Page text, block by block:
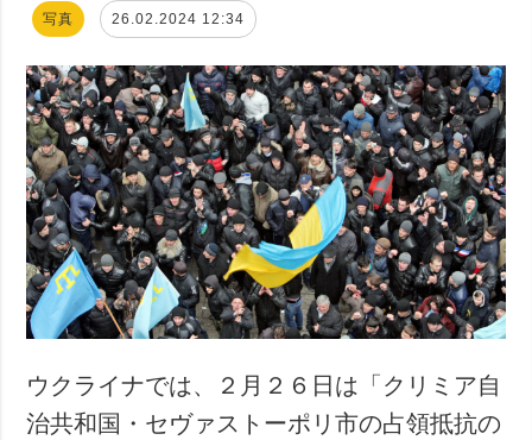
政治
経済・復興
防衛
社会・文化
スポーツ
犯罪
事故・緊急事態
追加
特集
インタビュー
写真
サービス
購読
フォトバンク
写真 26.02.2024 12:34
ウクライナでは、２月２６日は「クリミア自
治共和国・セヴァストーポリ市の占領抵抗の